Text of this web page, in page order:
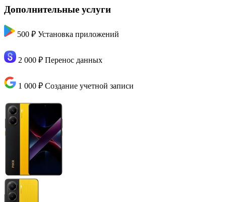
Дополнительные услуги
500 ₽ Установка приложений
2 000 ₽ Перенос данных
1 000 ₽ Создание учетной записи